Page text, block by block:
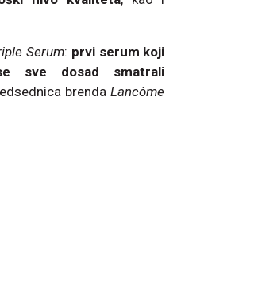
Serum: prvi serum koji
sve dosad smatrali
brendaLancôme